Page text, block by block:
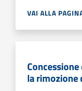
VAI ALLA
la